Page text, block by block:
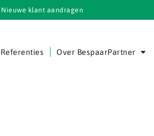
Nieuwe klant aandragen
Referenties Over BespaarPartner